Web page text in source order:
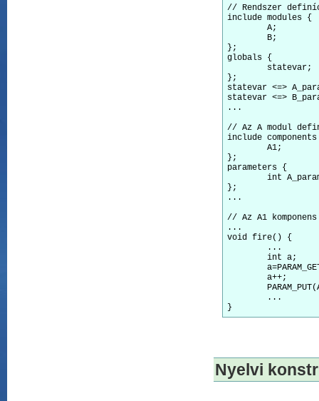
// Rendszer
include modules {
};
globals {
};
statevar <=>
statevar <=>
...
// Az A modul
include
};
parameters {
};
...
// Az A1
...
void fire() {
Nyelvi